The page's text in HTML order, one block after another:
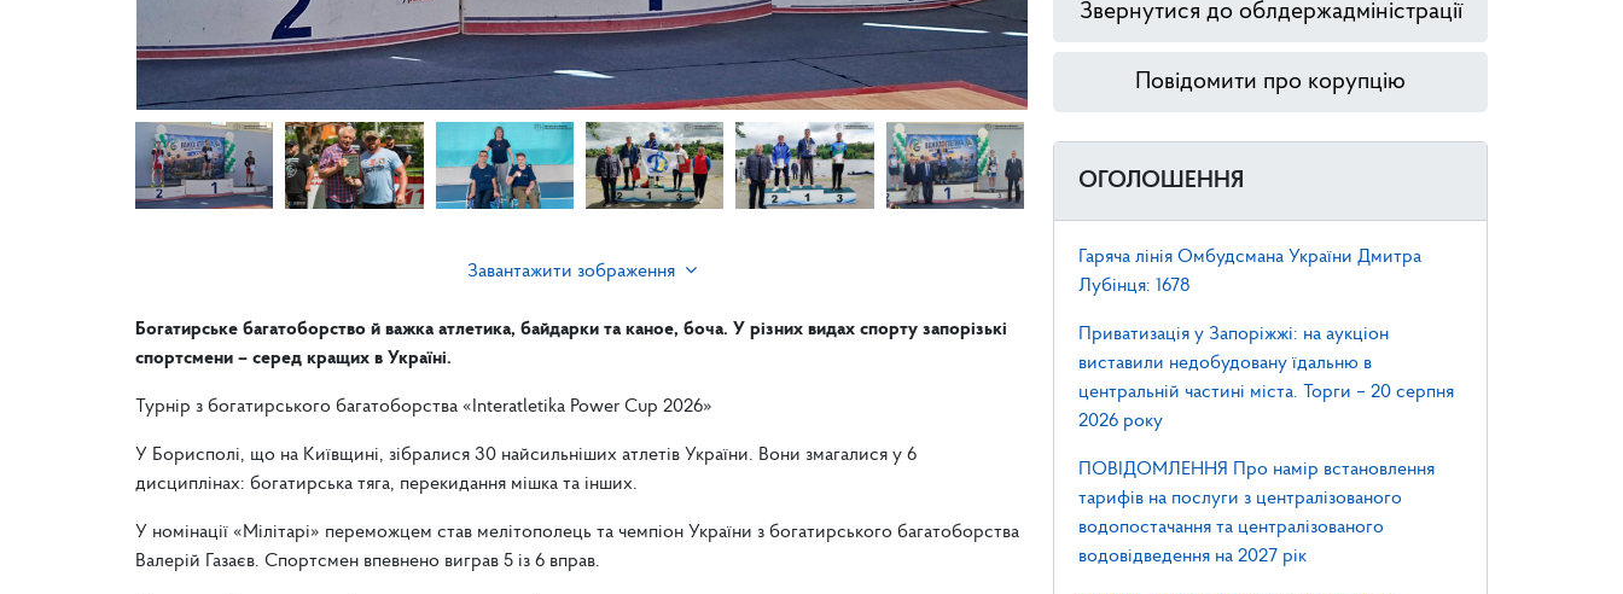
Завантажити зображення
Богатирське багатоборство й важка атлетика, байдарки та каное, боча. У різних видах спорту запорізькі
спортсмени – серед кращих в Україні.
Турнір з богатирського багатоборства «Interatletika Power Cup 2026»
У Борисполі, що на Київщині, зібралися 30 найсильніших атлетів України. Вони змагалися у 6
дисциплінах: богатирська тяга, перекидання мішка та інших.
У номінації «Мілітарі» переможцем став мелітополець та чемпіон України з богатирського багатоборства
Валерій Газаєв. Спортсмен впевнено виграв 5 із 6 вправ.
Звернутися до облдержадміністрації
Повідомити про корупцію
ОГОЛОШЕННЯ
Гаряча лінія Омбудсмана України Дмитра
Лубінця: 1678
Приватизація у Запоріжжі: на аукціон
виставили недобудовану їдальню в
центральній частині міста. Торги – 20 серпня
2026 року
ПОВІДОМЛЕННЯ Про намір встановлення
тарифів на послуги з централізованого
водопостачання та централізованого
водовідведення на 2027 рік